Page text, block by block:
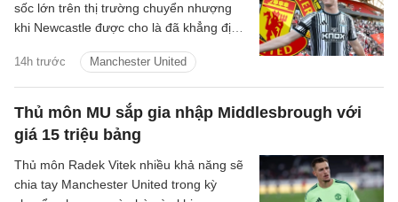
14h trước Manchester United
sốc lớn trên thị trường chuyển nhượng
khi Newcastle được cho là đã khẳng định
mùa hè năm nay.
Thủ môn MU sắp gia nhập Middlesbrough với
giá 15 triệu bảng
Thủ môn Radek Vitek nhiều khả năng sẽ
chia tay Manchester United trong kỳ